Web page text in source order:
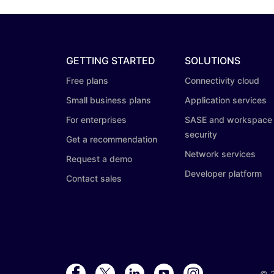
GETTING STARTED
Free plans
Small business plans
For enterprises
Get a recommendation
Request a demo
Contact sales
SOLUTIONS
Connectivity cloud
Application services
SASE and workspace
security
Network services
Developer platform